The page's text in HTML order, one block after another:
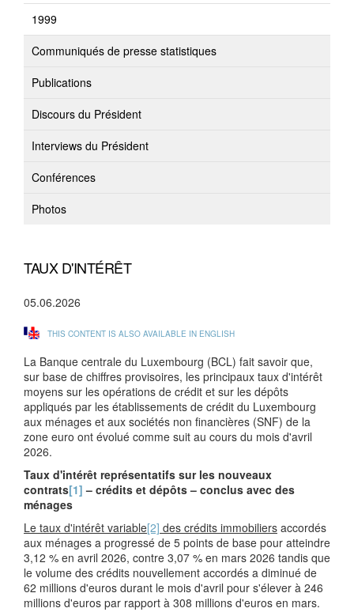
1999
Communiqués de presse statistiques
Publications
Discours du Président
Interviews du Président
Conférences
Photos
TAUX D'INTÉRÊT
05.06.2026
THIS CONTENT IS ALSO AVAILABLE IN ENGLISH
La Banque centrale du Luxembourg (BCL) fait savoir que,
sur base de chiffres provisoires, les principaux taux d'intérêt
moyens sur les opérations de crédit et sur les dépôts
appliqués par les établissements de crédit du Luxembourg
aux ménages et aux sociétés non financières (SNF) de la
zone euro ont évolué comme suit au cours du mois d'avril
2026.
Taux d'intérêt représentatifs sur les nouveaux
contrats[1] – crédits et dépôts – conclus avec des
ménages
Le taux d'intérêt variable[2] des crédits immobiliers accordés
aux ménages a progressé de 5 points de base pour atteindre
3,12 % en avril 2026, contre 3,07 % en mars 2026 tandis que
le volume des crédits nouvellement accordés a diminué de
62 millions d'euros durant le mois d'avril pour s'élever à 246
millions d'euros par rapport à 308 millions d'euros en mars.